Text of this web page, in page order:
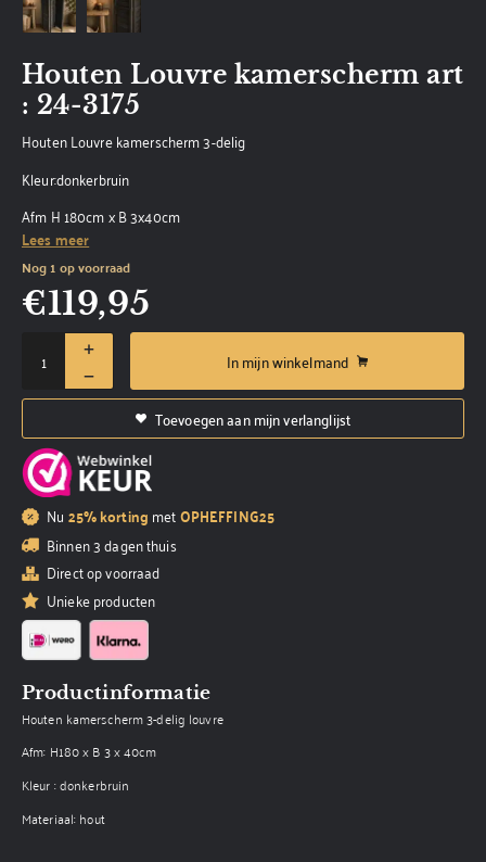
Houten Louvre kamerscherm art
: 24-3175
Houten Louvre kamerscherm 3-delig
Kleur:donkerbruin
Afm H 180cm x B 3x40cm
Lees meer
Nog 1 op voorraad
€119,95
In mijn winkelmand
Toevoegen aan mijn verlanglijst
Nu 25% korting metOPHEFFING25
Binnen 3 dagen thuis
Direct op voorraad
Unieke producten
Productinformatie
Houten kamerscherm 3-delig louvre
Afm: H180 x B 3 x 40cm
Kleur : donkerbruin
Materiaal: hout